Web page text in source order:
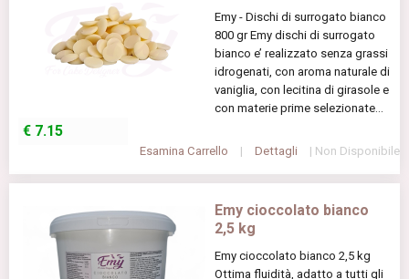
Emy - Dischi di surrogato bianco
800 gr Emy dischi di surrogato
bianco e’ realizzato senza grassi
idrogenati, con aroma naturale di
vaniglia, con lecitina di girasole e
con materie prime selezionate...
€ 7.15
Esamina Carrello | Dettagli | Non Disponibile
Emy cioccolato bianco
2,5 kg
Emy cioccolato bianco 2,5 kg
Ottima fluidità, adatto a tutti gli